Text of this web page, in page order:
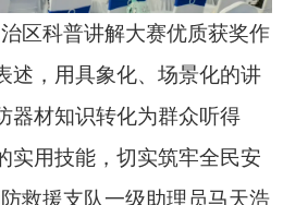
、新疆科技成果、克州
验相结合的多元形式，
年来在科技创新突破、
设、民生安全防护等领
直观感受新疆科技发展